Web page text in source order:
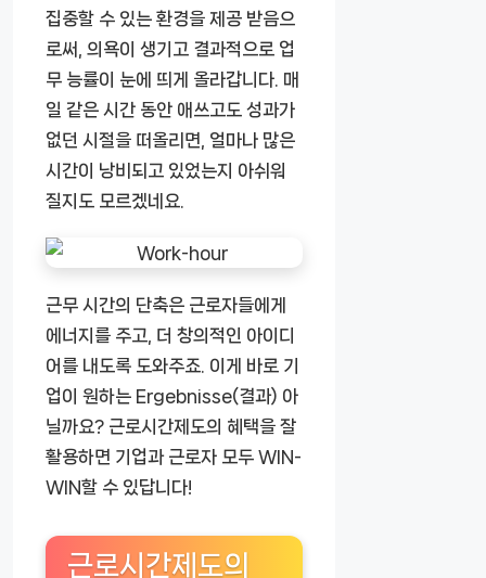
집중할 수 있는 환경을 제공 받음으
로써, 의욕이 생기고 결과적으로 업
무 능률이 눈에 띄게 올라갑니다. 매
일 같은 시간 동안 애쓰고도 성과가
없던 시절을 떠올리면, 얼마나 많은
시간이 낭비되고 있었는지 아쉬워
질지도 모르겠네요.
근무 시간의 단축은 근로자들에게
에너지를 주고, 더 창의적인 아이디
어를 내도록 도와주죠. 이게 바로 기
업이 원하는 Ergebnisse(결과) 아
닐까요? 근로시간제도의 혜택을 잘
활용하면 기업과 근로자 모두 WIN-
WIN할 수 있답니다!
근로시간제도의